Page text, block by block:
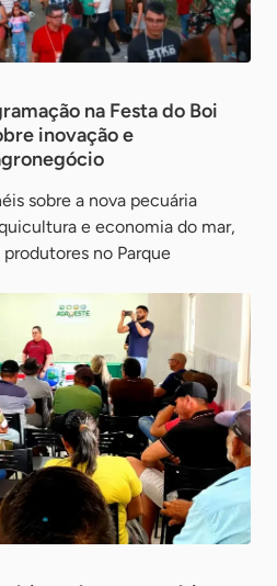
na Festa do Boi
inovação e
sobre a nova pecuária
e economia do mar,
no Parque